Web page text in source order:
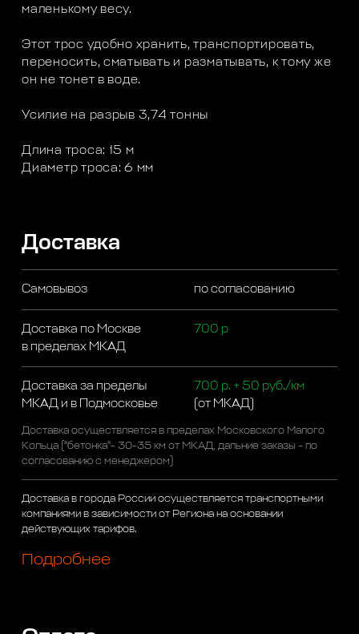
маленькому весу.
Этот трос удобно хранить, транспортировать,
переносить, сматывать и разматывать, к тому же
он не тонет в воде.
Усилие на разрыв 3,74 тонны
Длина троса: 15 м
Диаметр троса: 6 мм
Доставка
Самовывоз по согласованию
Доставка по Москве
в пределах МКАД
700 р
Доставка за пределы
МКАД и в Подмосковье
700 р. + 50 руб./км
(от МКАД)
Доставка осуществляется в пределах Московского Малого
Кольца ("бетонка"- 30-35 км от МКАД, дальние заказы - по
согласованию с менеджером)
Доставка в города России осуществляется транспортными
компаниями в зависимости от Региона на основании
действующих тарифов.
Подробнее